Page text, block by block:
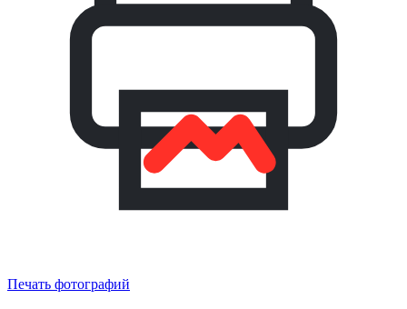
Печать фотографий